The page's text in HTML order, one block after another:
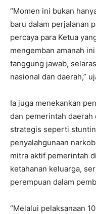
“Momen ini bukan
baru dalam perjalanan
percaya para Ketua
mengemban amanah
tanggung jawab,
nasional dan daerah,”
Ia juga menekankan
dan pemerintah
strategis seperti
penyalahgunaan
mitra aktif pemerintah
ketahanan keluarga,
perempuan dalam
“Melalui pelaksanaan